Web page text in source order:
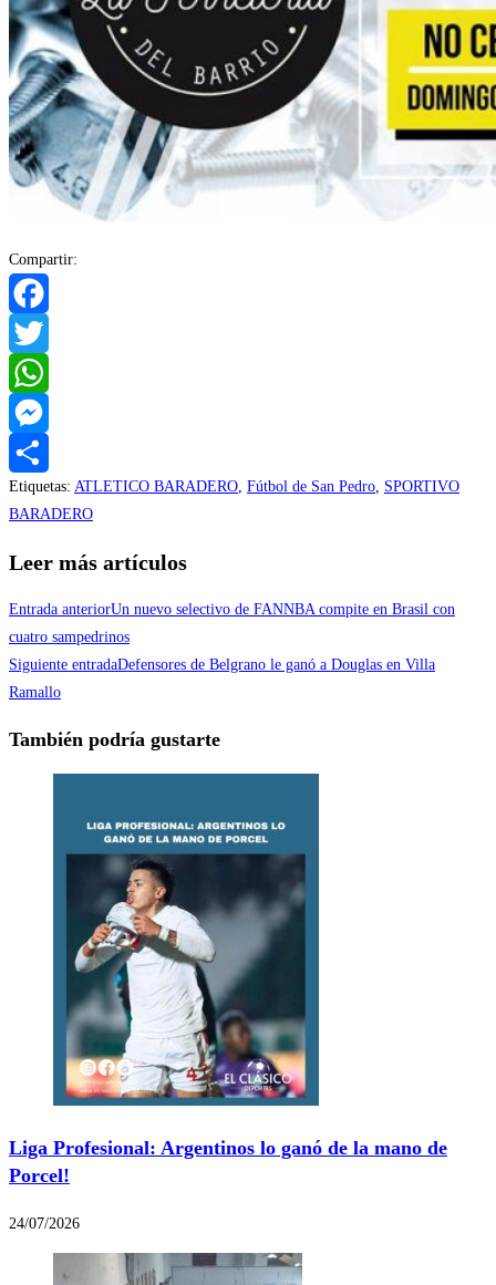
Compartir:
Facebook
Twitter
WhatsApp
Messenger
Compartir
Etiquetas: ATLETICO BARADERO, Fútbol de San Pedro, SPORTIVO
BARADERO
Leer más artículos
Entrada anteriorUn nuevo selectivo de FANNBA compite en Brasil con
cuatro sampedrinos
Siguiente entradaDefensores de Belgrano le ganó a Douglas en Villa
Ramallo
También podría gustarte
Liga Profesional: Argentinos lo ganó de la mano de
Porcel!
24/07/2026